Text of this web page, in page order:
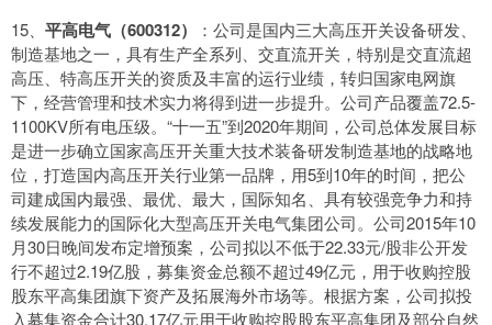
15、 平高电气（600312）
：公司是国内三大高压开关设备研发、
制造基地之一，具有生产全系列、交直流开关，特别是交直流超
高压、特高压开关的资质及丰富的运行业绩，转归国家电网旗
下，经营管理和技术实力将得到进一步提升。公司产品覆盖72.5-
1100KV所有电压级。“十一五”到2020年期间，公司总体发展目标
是进一步确立国家高压开关重大技术装备研发制造基地的战略地
位，打造国内高压开关行业第一品牌，用5到10年的时间，把公
司建成国内最强、最优、最大，国际知名、具有较强竞争力和持
续发展能力的国际化大型高压开关电气集团公司。公司2015年10
月30日晚间发布定增预案，公司拟以不低于22.33元/股非公开发
行不超过2.19亿股，募集资金总额不超过49亿元，用于收购控股
股东平高集团旗下资产及拓展海外市场等。根据方案，公司拟投
入募集资金合计30.17亿元用于收购控股股东平高集团及部分自然